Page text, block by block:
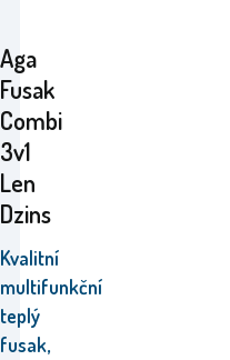
Aga
Fusak
Combi
3v1
Len
Dzins
Kvalitní
multifunkční
teplý
fusak,